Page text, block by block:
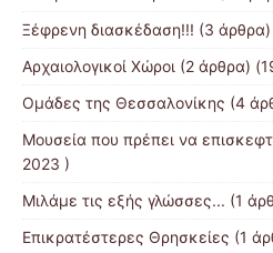
Ξέφρενη διασκέδαση!!! (3
Αρχαιολογικοί Χώροι (2 άρθρα)
Ομάδες της Θεσσαλονίκης (4
Μουσεία που πρέπει να
2023 )
Μιλάμε τις εξής γλώσσες... (1
Επικρατέστερες Θρησκείες (1